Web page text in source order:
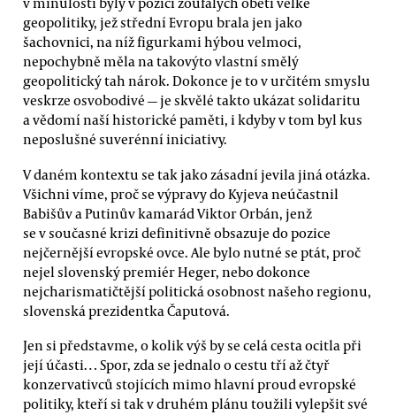
geopolitiky, jež střední Evropu brala jen jako
šachovnici, na níž figurkami hýbou velmoci,
nepochybně měla na takovýto vlastní smělý
geopolitický tah nárok. Dokonce je to v určitém smyslu
veskrze osvobodivé — je skvělé takto ukázat solidaritu
a vědomí naší historické paměti, i kdyby v tom byl kus
neposlušné suverénní iniciativy.
V daném kontextu se tak jako zásadní jevila jiná otázka.
Všichni víme, proč se výpravy do Kyjeva neúčastnil
Babišův a Putinův kamarád Viktor Orbán, jenž
se v současné krizi definitivně obsazuje do pozice
nejčernější evropské ovce. Ale bylo nutné se ptát, proč
nejel slovenský premiér Heger, nebo dokonce
nejcharismatičtější politická osobnost našeho regionu,
slovenská prezidentka Čaputová.
Jen si představme, o kolik výš by se celá cesta ocitla při
její účasti… Spor, zda se jednalo o cestu tří až čtyř
konzervativců stojících mimo hlavní proud evropské
politiky, kteří si tak v druhém plánu toužili vylepšit své